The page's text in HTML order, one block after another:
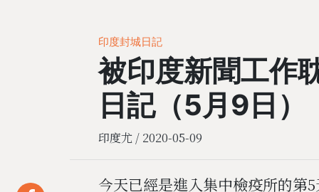
印度封城日記
被印度新聞工作
日記（5月9日）
印度尤 / 2020-05-09
今天已經是進入集中檢疫所的第